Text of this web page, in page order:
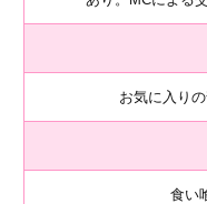
お気に入り
食い